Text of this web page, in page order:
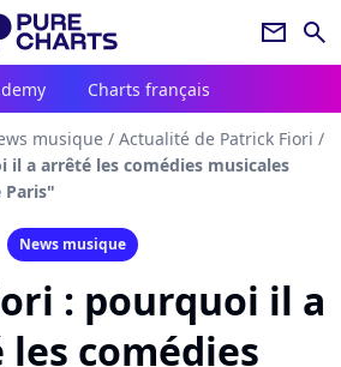
newsletter search
Charts français
musique / Actualité de Patrick Fiori /
il a arrêté les comédies musicales
Paris"
News musique
: pourquoi il a
comédies